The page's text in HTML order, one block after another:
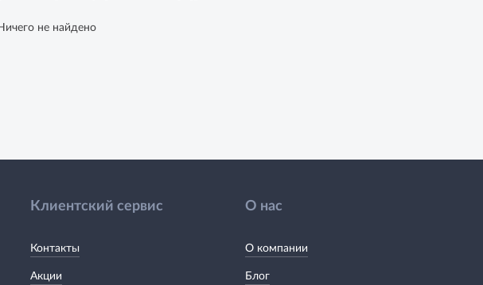
не найдено
Клиентский сервис
Контакты
Акции
О нас
О компании
Блог